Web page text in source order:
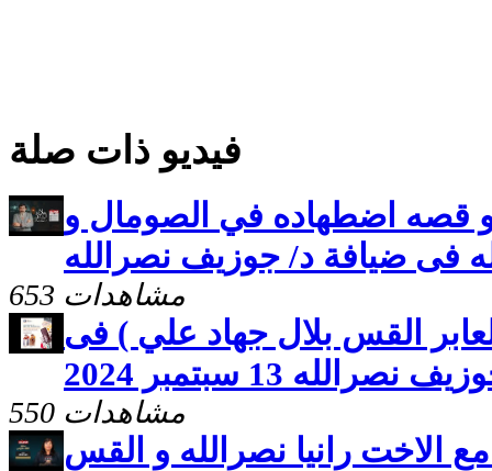
فيديو ذات صلة
و قصه اضطهاده في الصومال و
فى ضيافة د/ جوزيف نصرالله
653 مشاهدات
القس بلال جهاد علي ) فى
13 سبتمبر 2024
550 مشاهدات
الاخت رانيا نصرالله و القس